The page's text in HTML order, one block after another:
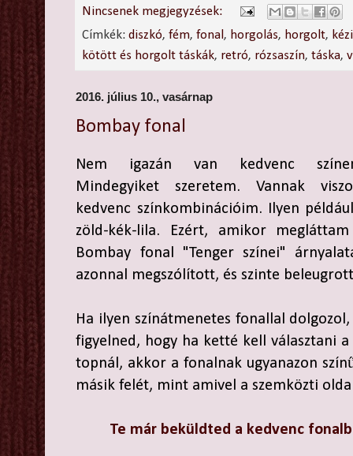
Nincsenek megjegyzések:
Címkék:diszkó,fém,fonal , horgolás, horgolt,
kötött és horgolt táskák, retró, rózsaszín,táska,
2016. július 10., vasárnap
Bombay fonal
Nem igazán van kedvenc
Mindegyiket szeretem. Vannak
kedvenc színkombinációim. Ilyen
zöld-kék-lila. Ezért, amikor
Bombay fonal "Tenger színei"
azonnal megszólított, és szinte
Ha ilyen színátmenetes fonallal
figyelned, hogy ha ketté kell választani
topnál, akkor a fonalnak ugyanazon
másik felét, mint amivel a szemközti
Te már beküldted a kedvenc